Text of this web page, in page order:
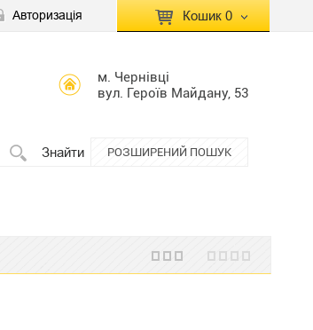
Авторизація Кошик 0
м. Чернівці
вул. Героїв Майдану, 53
Знайти РОЗШИРЕНИЙ ПОШУК